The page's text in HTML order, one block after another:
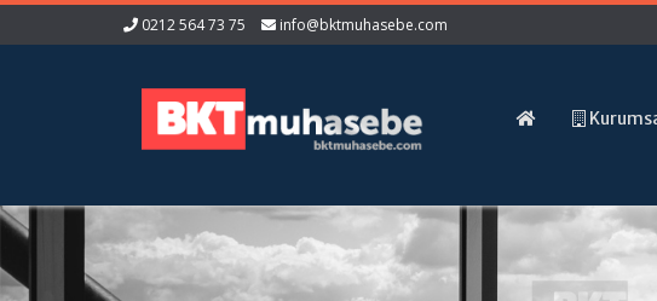
0212 564 73 75 info@bktmuhasebe.com